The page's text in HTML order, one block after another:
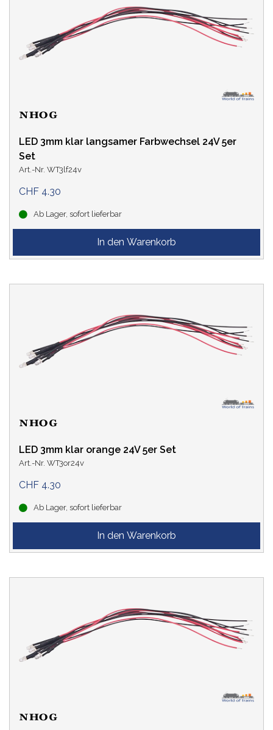
LED 3mm klar langsamer Farbwechsel 24V 5er
Set
Art.-Nr. WT3lf24v
CHF 4.30
Ab Lager, sofort lieferbar
LED 3mm klar orange 24V 5er Set
Art.-Nr. WT3or24v
CHF 4.30
Ab Lager, sofort lieferbar